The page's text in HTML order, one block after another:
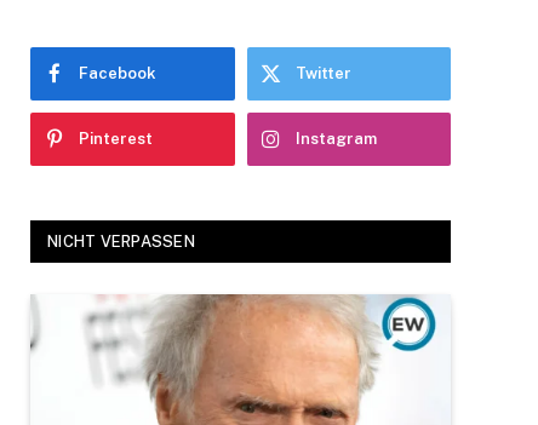
Facebook Twitter
Pinterest Instagram
NICHT VERPASSEN